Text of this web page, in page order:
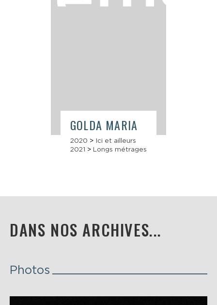
GOLDA MARIA
2020 > Ici et ailleurs
2021 > Longs métrages
DANS NOS ARCHIVES...
Photos